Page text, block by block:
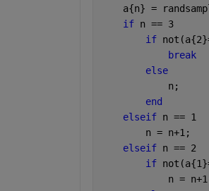
a{n} =
if n == 3
if
break
else
            n;
end
elseif n == 1
        n = n+1;
elseif n == 2
if
n =